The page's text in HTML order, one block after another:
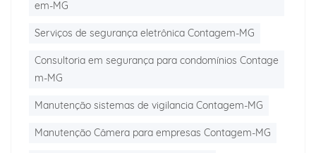
em-MG
Serviços de segurança eletrônica Contagem-MG
Consultoria em segurança para condomínios Contage
m-MG
Manutenção sistemas de vigilancia Contagem-MG
Manutenção Câmera para empresas Contagem-MG